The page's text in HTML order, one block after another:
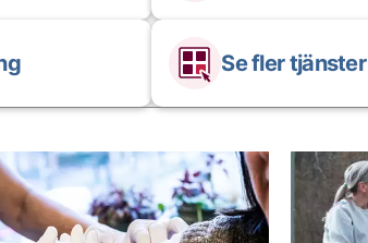
Se fler tjänster